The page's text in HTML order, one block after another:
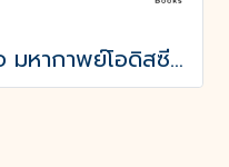
หนังสือ มหากาพย์โอดิสซี (The Odyssey of Homer)